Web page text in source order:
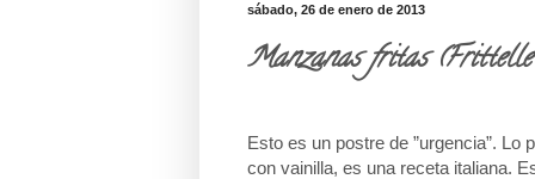
sábado, 26 de enero de 2013
Manzanas fritas
Esto es un postre de ”urgencia”.
con vainilla, es una receta italiana.